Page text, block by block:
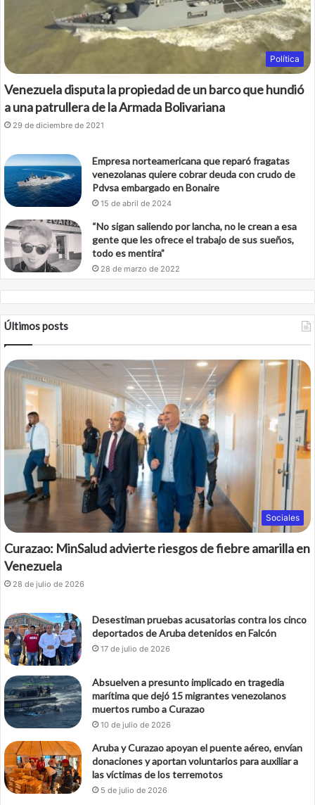
Política
Venezuela disputa la propiedad de un barco que hundió
a una patrullera de la Armada Bolivariana
29 de diciembre de 2021
Empresa norteamericana que reparó fragatas
venezolanas quiere cobrar deuda con crudo de
Pdvsa embargado en Bonaire
15 de abril de 2024
“No sigan saliendo por lancha, no le crean a esa
gente que les ofrece el trabajo de sus sueños,
todo es mentira”
28 de marzo de 2022
Últimos posts
Sociales
Curazao: MinSalud advierte riesgos de fiebre amarilla en
Venezuela
28 de julio de 2026
Desestiman pruebas acusatorias contra los cinco
deportados de Aruba detenidos en Falcón
17 de julio de 2026
Absuelven a presunto implicado en tragedia
marítima que dejó 15 migrantes venezolanos
muertos rumbo a Curazao
10 de julio de 2026
Aruba y Curazao apoyan el puente aéreo, envían
donaciones y aportan voluntarios para auxiliar a
las víctimas de los terremotos
5 de julio de 2026